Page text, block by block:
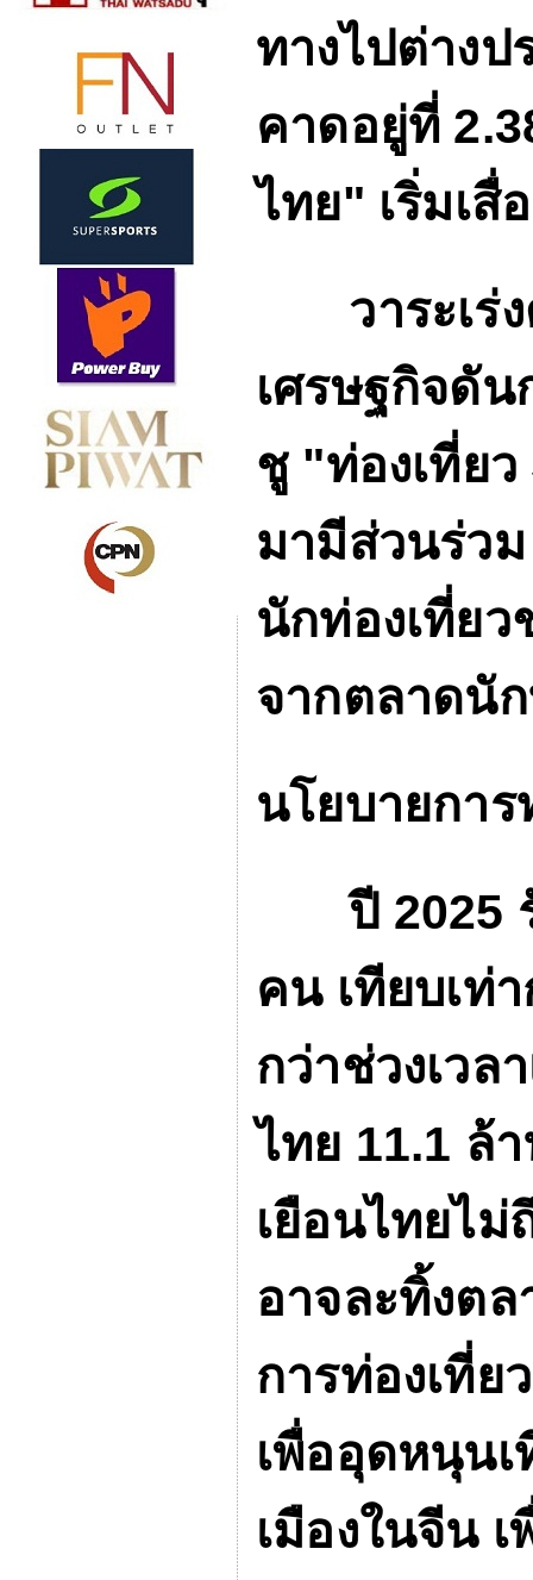
ทางไปต่างป
คาดอยู่ที่
ไทย" เริ่มเ
วาระเร่ง
เศรษฐกิจดัน
ชู "ท่องเที่ยว
มามีส่วนร่ว
นักท่องเที่ยว
จากตลาดนัก
นโยบายการ
ปี 2025
คน เทียบเท่
กว่าช่วงเว
ไทย 11.1 ล้
เยือนไทยไม่
อาจละทิ้งตล
การท่องเที่ย
เพื่ออุดหนุน
เมืองในจีน